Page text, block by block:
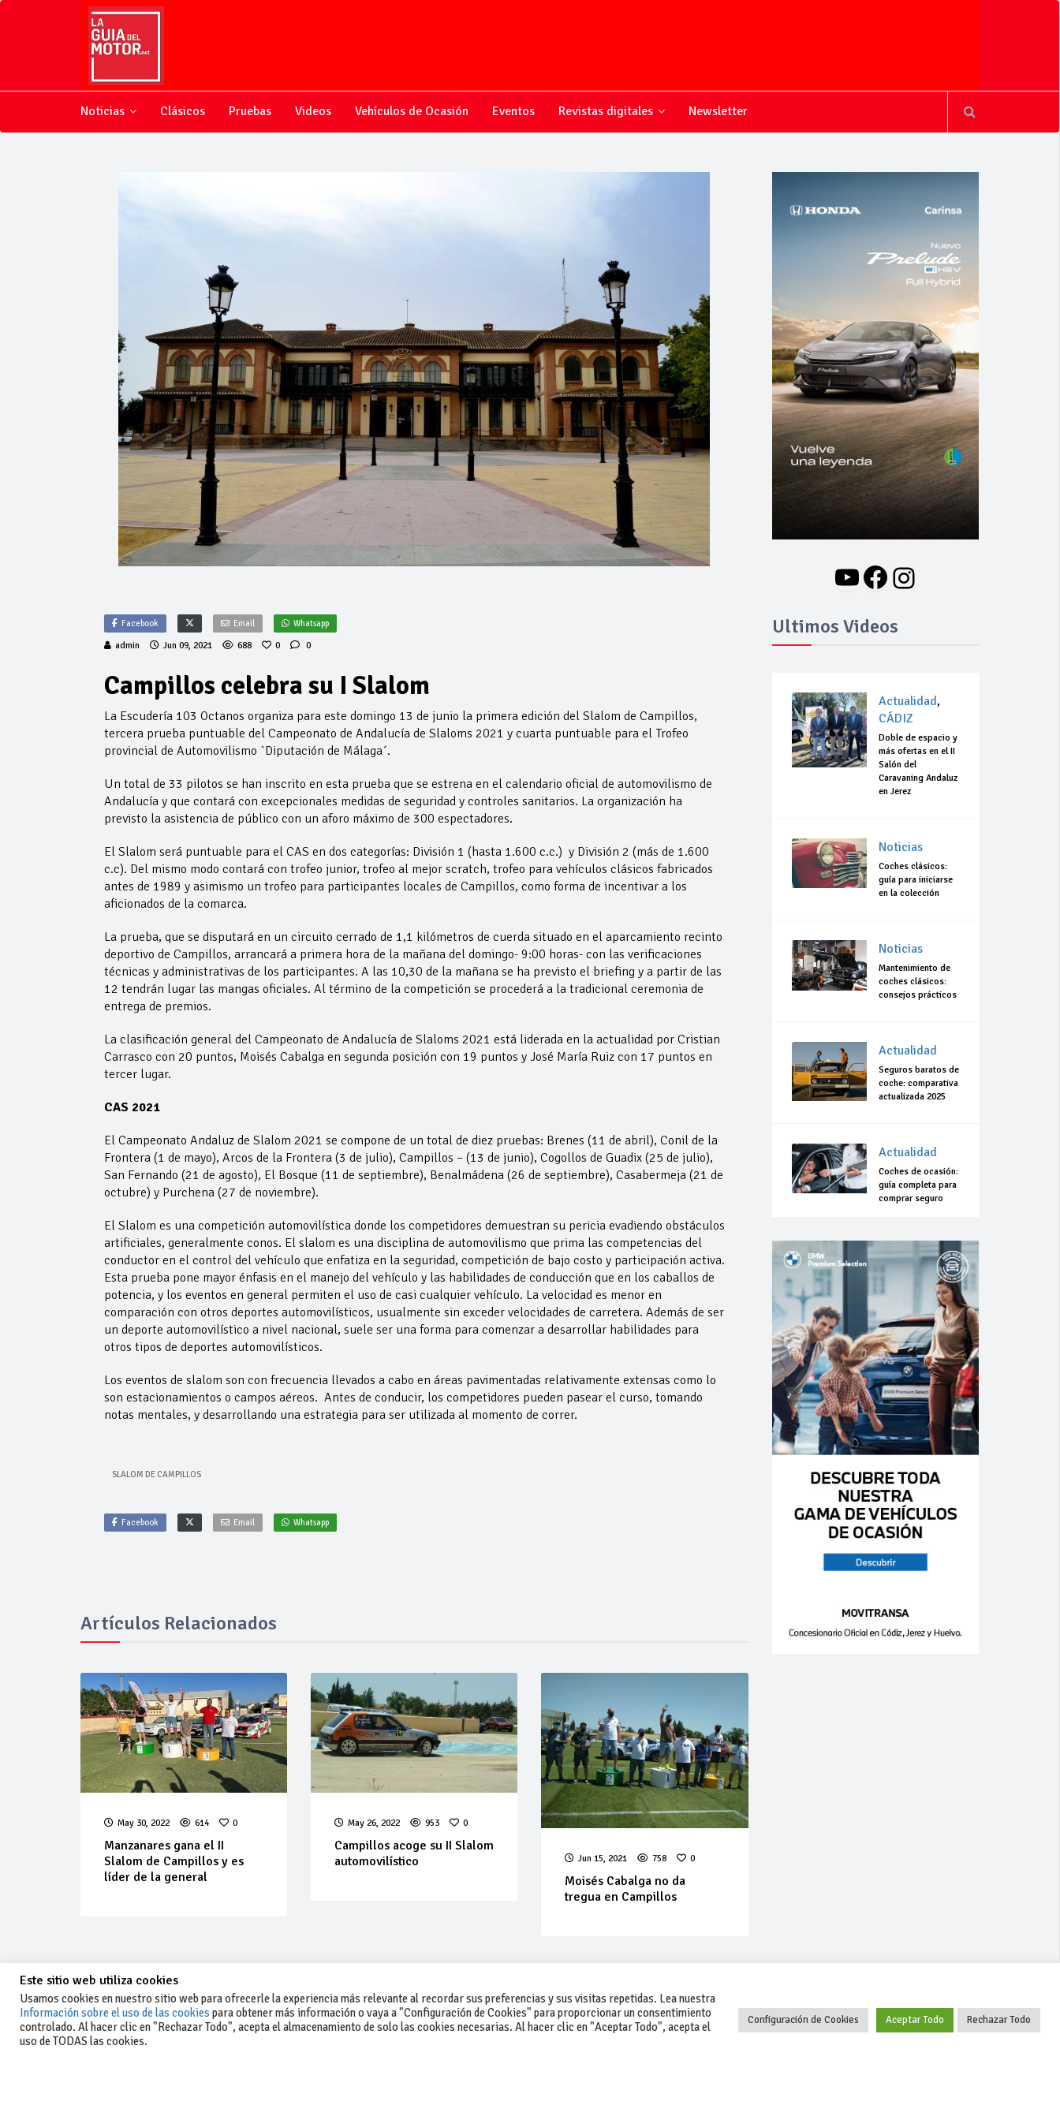
Noticias Clásicos Pruebas Videos Vehículos de Ocasión Eventos Revistas digitales Newsletter
Facebook Email Whatsapp
admin Jun 09, 2021 688 0 0
Campillos celebra su I Slalom
La Escudería 103 Octanos organiza para este domingo 13 de junio la primera edición del Slalom de Campillos,
tercera prueba puntuable del Campeonato de Andalucía de Slaloms 2021 y cuarta puntuable para el Trofeo
provincial de Automovilismo `Diputación de Málaga´.
Un total de 33 pilotos se han inscrito en esta prueba que se estrena en el calendario oficial de automovilismo de
Andalucía y que contará con excepcionales medidas de seguridad y controles sanitarios. La organización ha
previsto la asistencia de público con un aforo máximo de 300 espectadores.
El Slalom será puntuable para el CAS en dos categorías: División 1 (hasta 1.600 c.c.) y División 2 (más de 1.600
c.c). Del mismo modo contará con trofeo junior, trofeo al mejor scratch, trofeo para vehículos clásicos fabricados
antes de 1989 y asimismo un trofeo para participantes locales de Campillos, como forma de incentivar a los
aficionados de la comarca.
La prueba, que se disputará en un circuito cerrado de 1,1 kilómetros de cuerda situado en el aparcamiento recinto
deportivo de Campillos, arrancará a primera hora de la mañana del domingo- 9:00 horas- con las verificaciones
técnicas y administrativas de los participantes. A las 10,30 de la mañana se ha previsto el briefing y a partir de las
12 tendrán lugar las mangas oficiales. Al término de la competición se procederá a la tradicional ceremonia de
entrega de premios.
La clasificación general del Campeonato de Andalucía de Slaloms 2021 está liderada en la actualidad por Cristian
Carrasco con 20 puntos, Moisés Cabalga en segunda posición con 19 puntos y José María Ruiz con 17 puntos en
tercer lugar.
CAS 2021
El Campeonato Andaluz de Slalom 2021 se compone de un total de diez pruebas: Brenes (11 de abril), Conil de la
Frontera (1 de mayo), Arcos de la Frontera (3 de julio), Campillos – (13 de junio), Cogollos de Guadix (25 de julio),
San Fernando (21 de agosto), El Bosque (11 de septiembre), Benalmádena (26 de septiembre), Casabermeja (21 de
octubre) y Purchena (27 de noviembre).
El Slalom es una competición automovilística donde los competidores demuestran su pericia evadiendo obstáculos
artificiales, generalmente conos. El slalom es una disciplina de automovilismo que prima las competencias del
conductor en el control del vehículo que enfatiza en la seguridad, competición de bajo costo y participación activa.
Esta prueba pone mayor énfasis en el manejo del vehículo y las habilidades de conducción que en los caballos de
potencia, y los eventos en general permiten el uso de casi cualquier vehículo. La velocidad es menor en
comparación con otros deportes automovilísticos, usualmente sin exceder velocidades de carretera. Además de ser
un deporte automovilístico a nivel nacional, suele ser una forma para comenzar a desarrollar habilidades para
otros tipos de deportes automovilísticos.
Los eventos de slalom son con frecuencia llevados a cabo en áreas pavimentadas relativamente extensas como lo
son estacionamientos o campos aéreos. Antes de conducir, los competidores pueden pasear el curso, tomando
notas mentales, y desarrollando una estrategia para ser utilizada al momento de correr.
SLALOM DE CAMPILLOS
Facebook Email Whatsapp
Artículos Relacionados
May 30, 2022 614 0
Manzanares gana el II
Slalom de Campillos y es
líder de la general
May 26, 2022 953 0
Campillos acoge su II Slalom
automovilístico
Jun 15, 2021 758 0
Moisés Cabalga no da
tregua en Campillos
YouTube
Facebook
Instagram
Ultimos Videos
Actualidad,
CÁDIZ
Doble de espacio y
más ofertas en el II
Salón del
Caravaning Andaluz
en Jerez
Noticias
Coches clásicos:
guía para iniciarse
en la colección
Noticias
Mantenimiento de
coches clásicos:
consejos prácticos
Actualidad
Seguros baratos de
coche: comparativa
actualizada 2025
Actualidad
Coches de ocasión:
guía completa para
comprar seguro
-Aviso legal y condiciones generales
-Contacto
+34 627 35 00 36
Este sitio web utiliza cookies
Usamos cookies en nuestro sitio web para ofrecerle la experiencia más relevante al recordar sus preferencias y sus visitas repetidas. Lea nuestra
Información sobre el uso de las cookies para obtener más información o vaya a "Configuración de Cookies" para proporcionar un consentimiento
controlado. Al hacer clic en "Rechazar Todo", acepta el almacenamiento de solo las cookies necesarias. Al hacer clic en "Aceptar Todo", acepta el
uso de TODAS las cookies.
Configuración de Cookies Aceptar Todo Rechazar Todo